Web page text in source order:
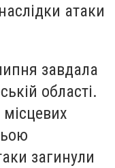
атаки
завдала
області.
загинули